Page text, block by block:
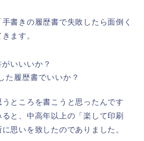
書きの履歴書で失敗したら面倒く
ます。
いいいか？
た履歴書でいいか？
ところを書こうと思ったんです
と、中高年以上の「楽して印刷
思いを致したのでありました。